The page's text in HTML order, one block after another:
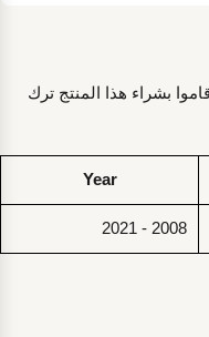
بشراء هذا المنتج ترك
Year
2008 - 2021